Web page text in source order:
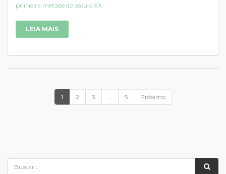
primeira metade do século XX.
LEIA MAIS
1 2 3 … 5 Próximo